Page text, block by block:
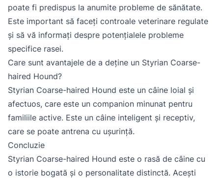
poate fi predispus la anumite probleme de sănătate.
Este important să faceți controale veterinare regulate
și să vă informați despre potențialele probleme
specifice rasei.
Care sunt avantajele de a deține un Styrian Coarse-
haired Hound?
Styrian Coarse-haired Hound este un câine loial și
afectuos, care este un companion minunat pentru
familiile active. Este un câine inteligent și receptiv,
care se poate antrena cu ușurință.
Concluzie
Styrian Coarse-haired Hound este o rasă de câine cu
o istorie bogată și o personalitate distinctă. Acești